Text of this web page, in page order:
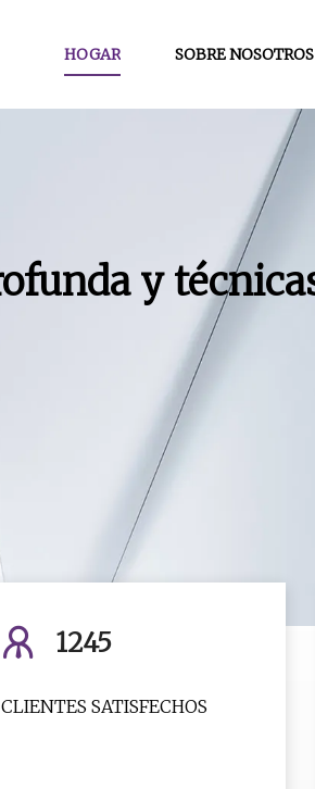
HOGAR SOBRE NOSOTROS
1245
CLIENTES SATISFECHOS